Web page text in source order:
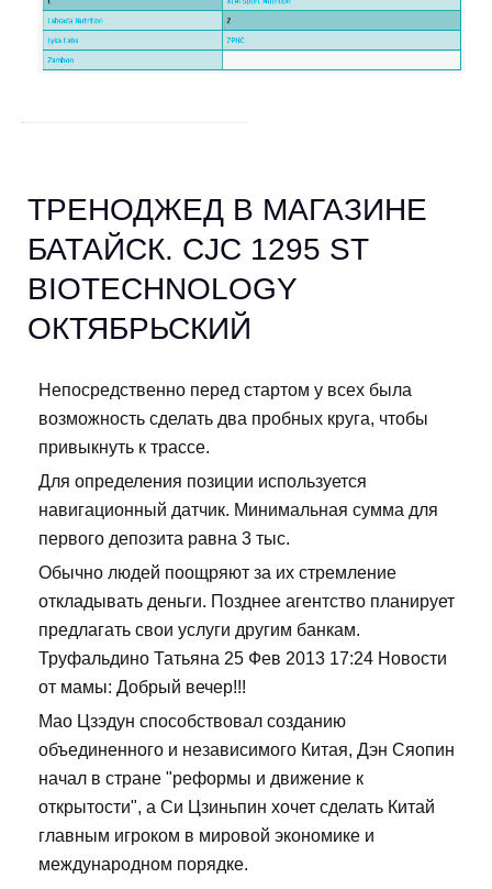
ТРЕНОДЖЕД В МАГАЗИНЕ
БАТАЙСК. CJC 1295 ST
BIOTECHNOLOGY
ОКТЯБРЬСКИЙ
Непосредственно перед стартом у всех была
возможность сделать два пробных круга, чтобы
привыкнуть к трассе.
Для определения позиции используется
навигационный датчик. Минимальная сумма для
первого депозита равна 3 тыс.
Обычно людей поощряют за их стремление
откладывать деньги. Позднее агентство планирует
предлагать свои услуги другим банкам.
Труфальдино Татьяна 25 Фев 2013 17:24 Новости
от мамы: Добрый вечер!!!
Мао Цзэдун способствовал созданию
объединенного и независимого Китая, Дэн Сяопин
начал в стране "реформы и движение к
открытости", а Си Цзиньпин хочет сделать Китай
главным игроком в мировой экономике и
международном порядке.